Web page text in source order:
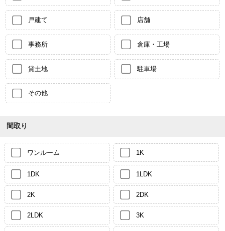
戸建て 店舗
事務所 倉庫・工場
貸土地 駐車場
その他
間取り
ワンルーム 1K
1DK 1LDK
2K 2DK
2LDK 3K